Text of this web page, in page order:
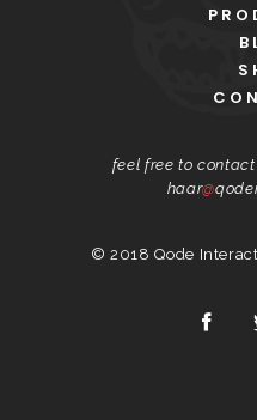
feel free to
haar@
© 2018Qode